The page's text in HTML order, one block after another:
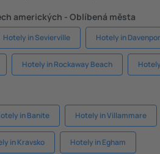
amerických - Oblíbená města
Hotely in Sevierville Hotely in
Hotely in Rockaway Beach
in Banite Hotely in Villammare
in Kravsko Hotely in Egham